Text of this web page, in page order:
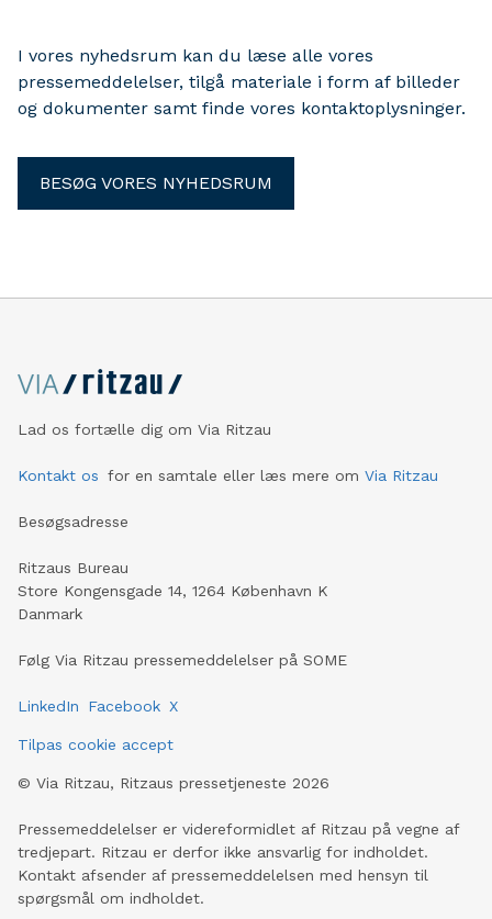
I vores nyhedsrum kan du læse alle vores
pressemeddelelser, tilgå materiale i form af billeder
og dokumenter samt finde vores kontaktoplysninger.
BESØG VORES NYHEDSRUM
Lad os fortælle dig om Via Ritzau
Kontakt os for en samtale eller læs mere om Via Ritzau
Besøgsadresse
Ritzaus Bureau
Store Kongensgade 14, 1264 København K
Danmark
Følg Via Ritzau pressemeddelelser på SOME
LinkedIn Facebook X
Tilpas cookie accept
© Via Ritzau, Ritzaus pressetjeneste 2026
Pressemeddelelser er videreformidlet af Ritzau på vegne af
tredjepart. Ritzau er derfor ikke ansvarlig for indholdet.
Kontakt afsender af pressemeddelelsen med hensyn til
spørgsmål om indholdet.